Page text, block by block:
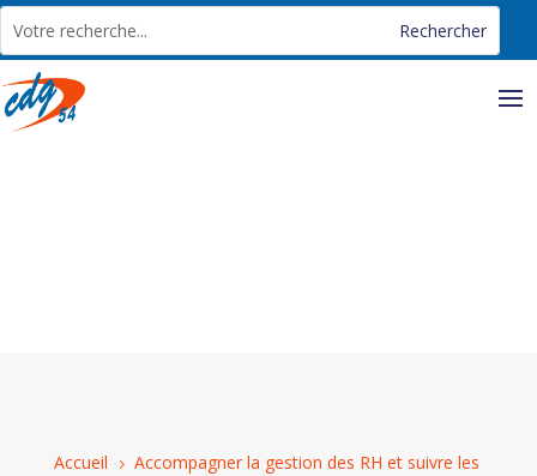
Accueil 5 Accompagner la gestion des RH et suivre les
Panneau de gestion des cookies